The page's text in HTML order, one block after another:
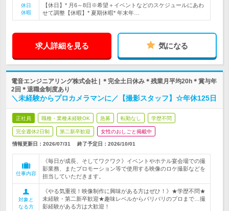
休日
休暇
【休日】* 月6～8日※希望＋イベントなどのスケジュールにあわ
せて調整【休暇】* 夏期休暇* 年末年…
求人詳細を見る 気になる
電音エンジニアリング株式会社 | ＊完全土日休み＊残業月平均20h＊賞与年
2回＊退職金制度あり
＼未経験からプロカメラマンに／【撮影スタッフ】☆年休125日
正社員 職種・業種未経験OK 急募 転勤なし 学歴不問
完全週休2日制 第二新卒歓迎 女性のおしごと掲載中
情報更新日：2026/07/31 終了予定日： 2026/10/01
仕事内容
《毎日が成長、そしてワクワク》イベントやホテル宴会場での撮
影業務、またプロモーション等で使用する映像のロケ撮影などを
担当していただきます。
対象と
なる方
《やる気重視！映像制作に興味がある方はぜひ！》★学歴不問★
未経験・第二新卒歓迎★趣味レベルからバリバリのプロまで…撮
影経験がある方は大歓迎！